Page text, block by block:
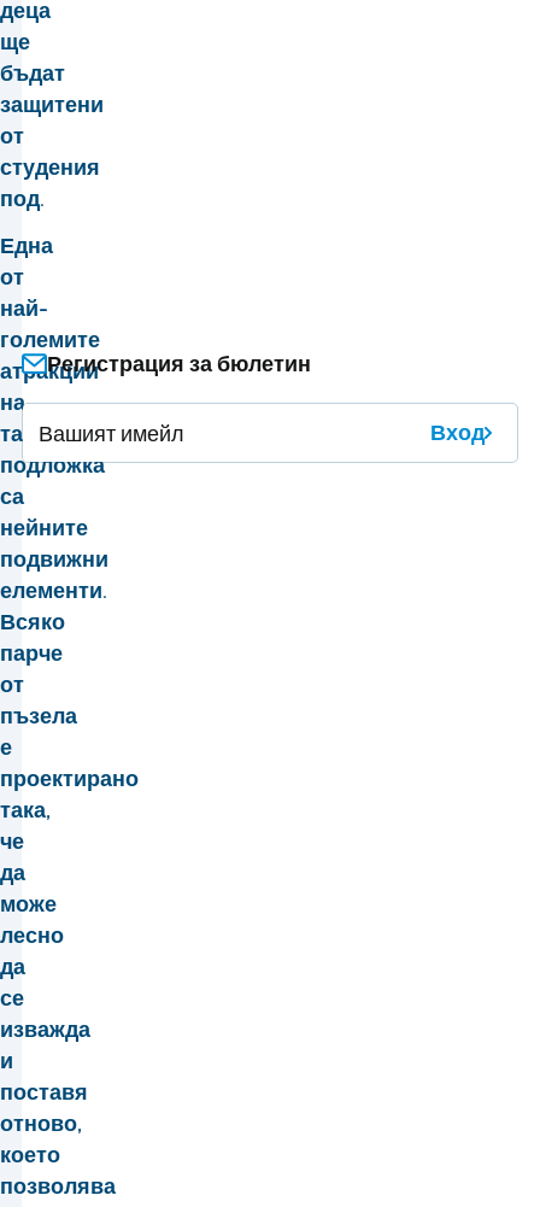
деца
ще
бъдат
защитени
от
студения
под.
Една
от
най-
големите
атракции
на
тази
подложка
са
нейните
подвижни
елементи.
Всяко
парче
от
пъзела
е
проектирано
така,
че
да
може
лесно
да
се
изважда
и
поставя
отново,
което
позволява
Регистрация за бюлетин
Вход